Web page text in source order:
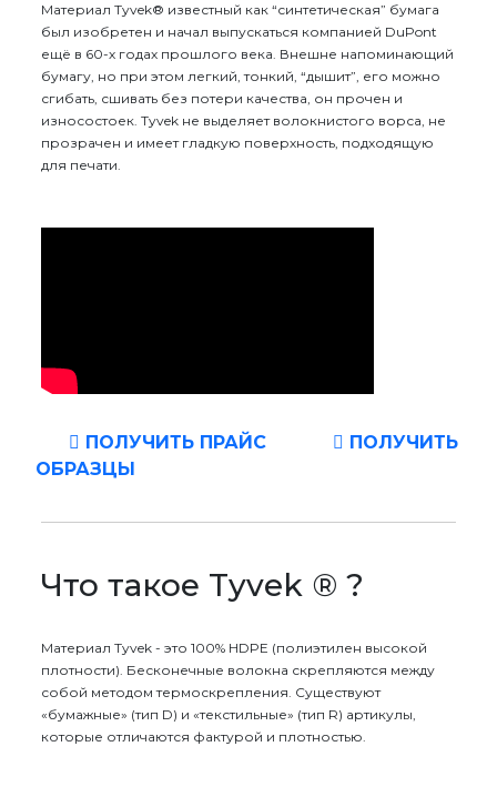
Материал Tyvek® известный как “синтетическая” бумага
был изобретен и начал выпускаться компанией DuPont
ещё в 60-х годах прошлого века. Внешне напоминающий
бумагу, но при этом легкий, тонкий, “дышит”, его можно
сгибать, сшивать без потери качества, он прочен и
износостоек. Tyvek не выделяет волокнистого ворса, не
прозрачен и имеет гладкую поверхность, подходящую
для печати.
ПОЛУЧИТЬ ПРАЙС
ПОЛУЧИТЬ
ОБРАЗЦЫ
Что такое Tyvek ® ?
Материал Tyvek - это 100% HDPE (полиэтилен высокой
плотности). Бесконечные волокна скрепляются между
собой методом термоскрепления. Существуют
«бумажные» (тип D) и «текстильные» (тип R) артикулы,
которые отличаются фактурой и плотностью.